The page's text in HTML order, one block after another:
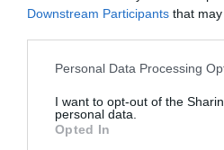
Downstream Participants that
Please note that this website/app
not limited to your visit or usage
grant or deny consent to Google
use your data for below specified
Personal Data Processing
I want to opt-out of the
personal data.
Opted In